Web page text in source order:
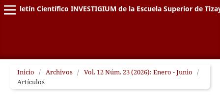
Boletín Científico INVESTIGIUM de la Escuela Superior de
Inicio / Archivos / Vol. 12 Núm. 23 (2026): Enero - Junio /
Artículos